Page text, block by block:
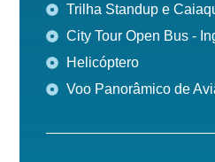
Trilha Standup e
City Tour Open Bus -
Helicóptero
Voo Panorâmico de